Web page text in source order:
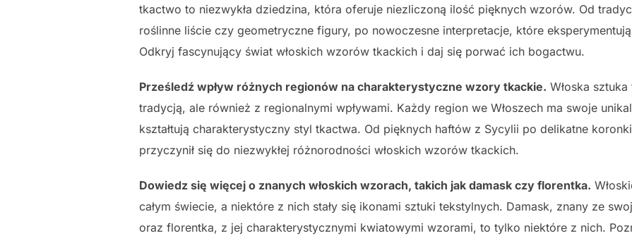
tkactwo to niezwykła dziedzina, która oferuje niezliczoną ilość pięknych wzorów. Od
roślinne liście czy geometryczne figury, po nowoczesne interpretacje, które
Odkryj fascynujący świat włoskich wzorów tkackich i daj się porwać ich bogactwu.
Prześledź wpływ różnych regionów na charakterystyczne wzory tkackie. Włoska
tradycją, ale również z regionalnymi wpływami. Każdy region we Włoszech ma swoje
kształtują charakterystyczny styl tkactwa. Od pięknych haftów z Sycylii po delikatne
przyczynił się do niezwykłej różnorodności włoskich wzorów tkackich.
Dowiedz się więcej o znanych włoskich wzorach, takich jak damask czy florentka.
całym świecie, a niektóre z nich stały się ikonami sztuki tekstylnych. Damask, znany ze
oraz florentka, z jej charakterystycznymi kwiatowymi wzorami, to tylko niektóre z nich.